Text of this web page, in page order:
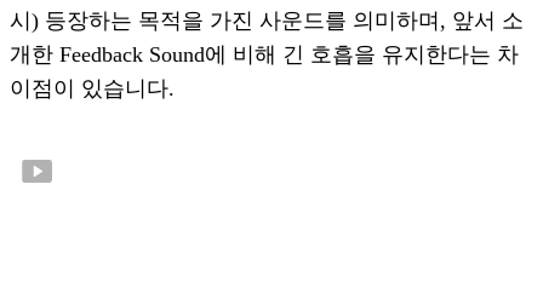
시) 등장하는 목적을 가진 사운드를 의미하며, 앞서 소
개한 Feedback Sound에 비해 긴 호흡을 유지한다는 차
이점이 있습니다.